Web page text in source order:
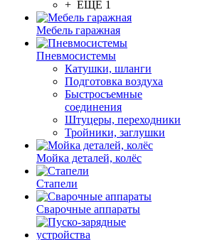
+ ЕЩЕ 1
Мебель гаражная
Пневмосистемы
Катушки, шланги
Подготовка воздуха
Быстросъемные
соединения
Штуцеры, переходники
Тройники, заглушки
Мойка деталей, колёс
Стапели
Сварочные аппараты